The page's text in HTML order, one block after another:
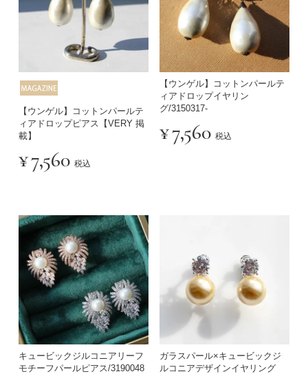
【ウンゲル】コットンパールテ
ィアドロップピアス【VERY 掲
載】
¥7,560 税込
【ウンゲル】コットンパールテ
ィアドロップイヤリン
グ/3150317-
¥7,560 税込
キュービックジルコニアリーフ
モチーフパールピアス/3190048
ガラスパール×キュービックジ
ルコニアデザインイヤリング